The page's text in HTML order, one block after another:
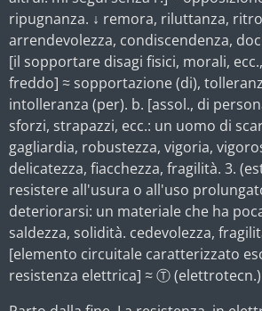
ripugnanza. ↓ remora, riluttanza,
arrendevolezza, condiscendenza,
[il sopportare disagi fisici, morali,
freddo] ≈ sopportazione (di),
intolleranza (per). b. [assol., di
sforzi, strapazzi, ecc.: un uomo di
gagliardia, robustezza, vigoria,
delicatezza, fiacchezza, fragilità. 3.
resistere all'usura o all'uso
deteriorarsi: un materiale che ha
saldezza, solidità. cedevolezza,
[elemento circuitale caratterizzato
resistenza elettrica] ≈ Ⓣ